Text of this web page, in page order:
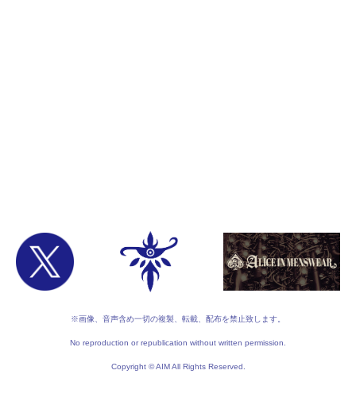
※画像、音声含め一切の複製、転載、配布を禁止致します。
No reproduction or republication without written permission.
Copyright © AIM All Rights Reserved.